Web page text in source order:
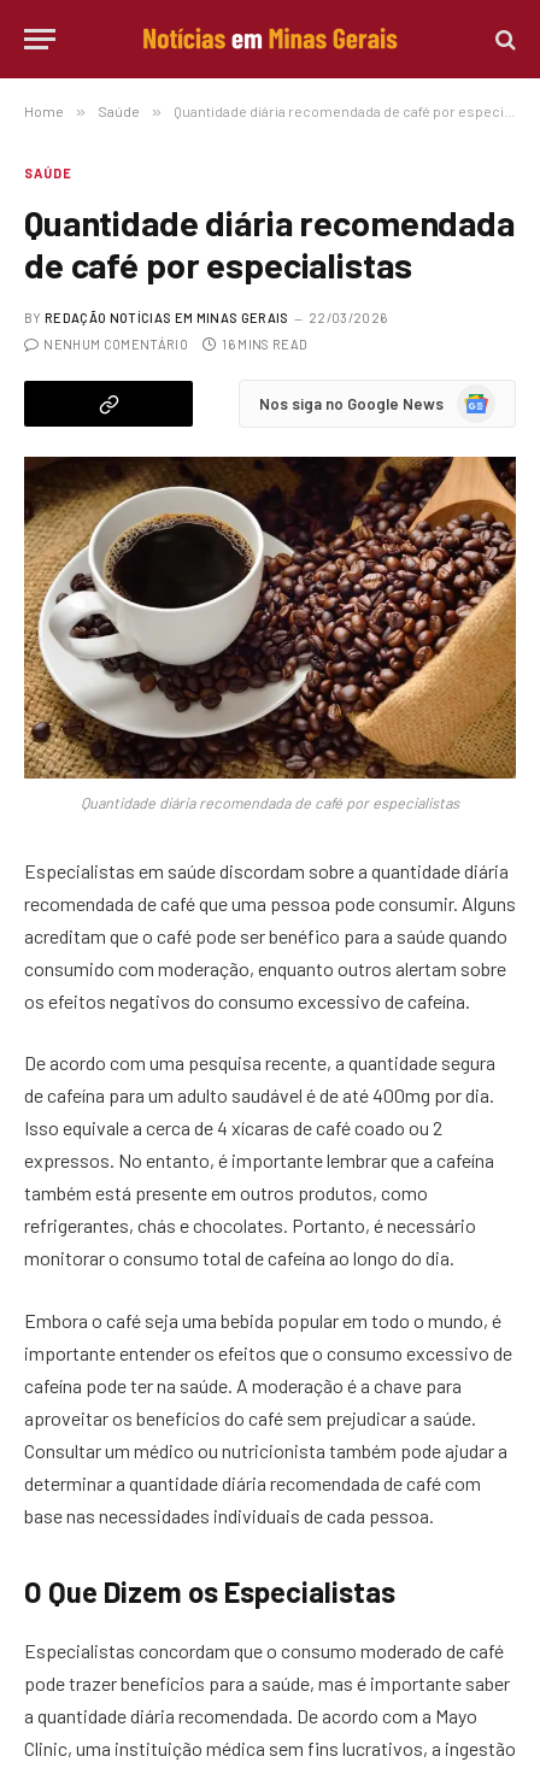
Home » Saúde » Quantidade diária recomendada de café por especialistas
SAÚDE
Quantidade diária recomendada
de café por especialistas
BY REDAÇÃO NOTÍCIAS EM MINAS GERAIS
22/03/2026
NENHUM COMENTÁRIO
16 MINS READ
Nos siga no Google News
Google
Quantidade diária recomendada de café por especialistas
Especialistas em saúde discordam sobre a quantidade diária
recomendada de café que uma pessoa pode consumir. Alguns
acreditam que o café pode ser benéfico para a saúde quando
consumido com moderação, enquanto outros alertam sobre
os efeitos negativos do consumo excessivo de cafeína.
De acordo com uma pesquisa recente, a quantidade segura
de cafeína para um adulto saudável é de até 400mg por dia.
Isso equivale a cerca de 4 xícaras de café coado ou 2
expressos. No entanto, é importante lembrar que a cafeína
também está presente em outros produtos, como
refrigerantes, chás e chocolates. Portanto, é necessário
monitorar o consumo total de cafeína ao longo do dia.
Embora o café seja uma bebida popular em todo o mundo, é
importante entender os efeitos que o consumo excessivo de
cafeína pode ter na saúde. A moderação é a chave para
aproveitar os benefícios do café sem prejudicar a saúde.
Consultar um médico ou nutricionista também pode ajudar a
determinar a quantidade diária recomendada de café com
base nas necessidades individuais de cada pessoa.
O Que Dizem os Especialistas
Especialistas concordam que o consumo moderado de café
pode trazer benefícios para a saúde, mas é importante saber
a quantidade diária recomendada. De acordo com a Mayo
Clinic, uma instituição médica sem fins lucrativos, a ingestão